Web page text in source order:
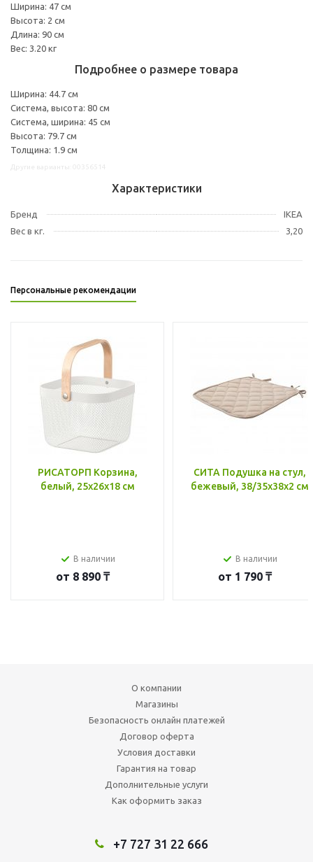
Ширина: 47 см
Высота: 2 см
Длина: 90 см
Вес: 3.20 кг
Подробнее о размере товара
Ширина: 44.7 см
Система, высота: 80 см
Система, ширина: 45 см
Высота: 79.7 см
Толщина: 1.9 см
Характеристики
Бренд
IKEA
Вес в кг.
3,20
Персональные рекомендации
РИСАТОРП Корзина,
белый, 25x26x18 см
В наличии
от 8 890 ₸
СИТА Подушка на стул,
бежевый, 38/35x38x2 см
В наличии
от 1 790 ₸
О компании
Магазины
Безопасность онлайн платежей
Договор оферта
Условия доставки
Гарантия на товар
Дополнительные услуги
Как оформить заказ
+7 727 31 22 666